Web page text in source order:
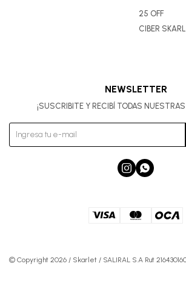
25 OFF
CIBER
NEWSLETTER
¡SUSCRIBITE Y RECIBÍ TODAS
 
© Copyright 2026 / Skarlet / SALIRAL S.A Rut